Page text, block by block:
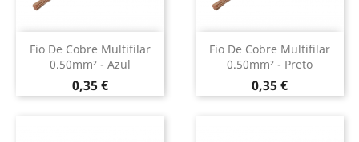
Fio De Cobre Multifilar
0.50mm² - Azul
Preço
0,35 €
Fio De Cobre Multifilar
0.50mm² - Preto
Preço
0,35 €